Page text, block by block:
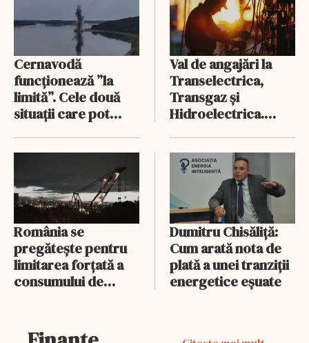
Cernavodă
funcționează ”la
limită”. Cele două
situații care pot
Val de angajări la
Transelectrica,
Transgaz și
Hidroelectrica.
România se
pregătește pentru
limitarea forțată a
consumului de
Dumitru Chisăliță:
Cum arată nota de
plată a unei tranziții
energetice eșuate